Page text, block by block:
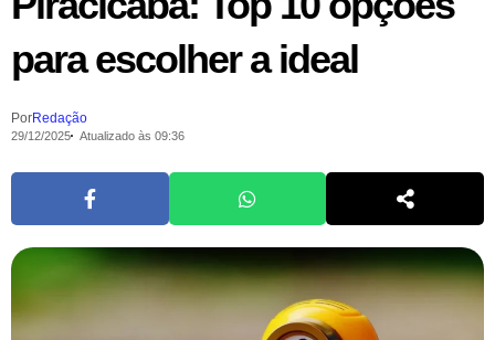
para escolher a ideal
PorRedação
29/12/2025 Atualizado às 09:36